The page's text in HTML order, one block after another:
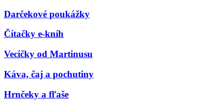
Darčekové poukážky
Čítačky e-kníh
Vecičky od Martinusu
Káva, čaj a pochutiny
Hrnčeky a fľaše